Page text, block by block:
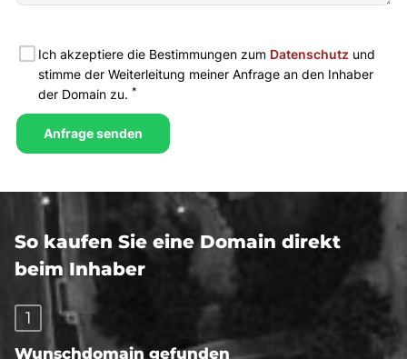
So kaufen Sie eine Domain direkt
beim Inhaber
1
Wunschdomain gefunden